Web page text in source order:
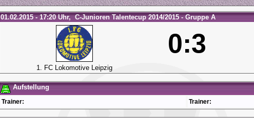
01.02.2015 - 17:20 Uhr, C-Junioren Talentecup 2014/2015 - Gruppe A
0:3
1. FC Lokomotive Leipzig
Aufstellung
Trainer: Trainer: